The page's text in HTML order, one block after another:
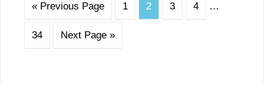
« Previous Page 1 2 3 4 …
34 Next Page »